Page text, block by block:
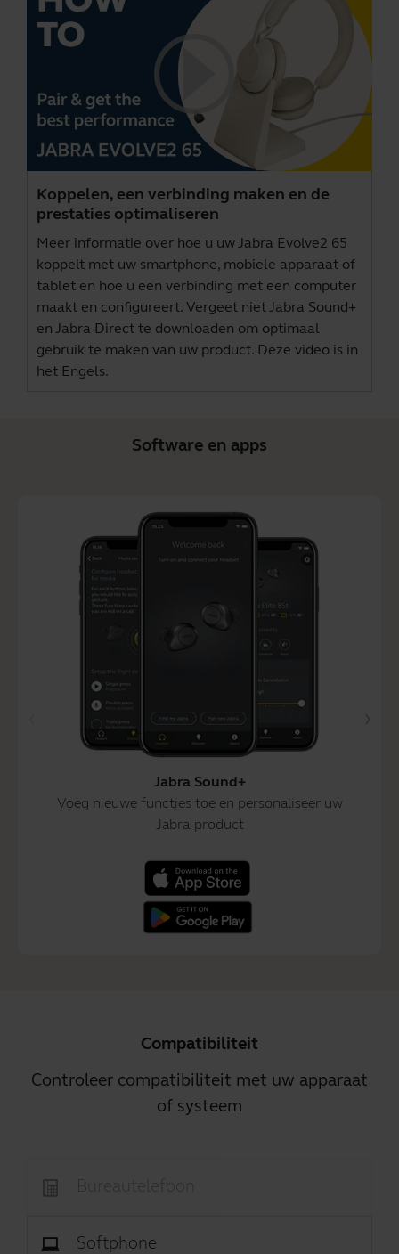
Koppelen, een verbinding maken en de
prestaties optimaliseren
Meer informatie over hoe u uw Jabra Evolve2 65
koppelt met uw smartphone, mobiele apparaat of
tablet en hoe u een verbinding met een computer
maakt en configureert. Vergeet niet Jabra Sound+
en Jabra Direct te downloaden om optimaal
gebruik te maken van uw product. Deze video is in
het Engels.
Software en apps
Jabra Sound+
Voeg nieuwe functies toe en personaliseer uw
Jabra-product
Compatibiliteit
Controleer compatibiliteit met uw apparaat
of systeem
Softphone